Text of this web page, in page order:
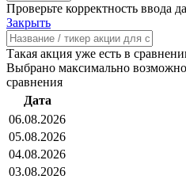
Проверьте корректность ввода
Закрыть
Такая акция уже есть в
Выбрано максимально
сравнения
Дата
06.08.2026
05.08.2026
04.08.2026
03.08.2026